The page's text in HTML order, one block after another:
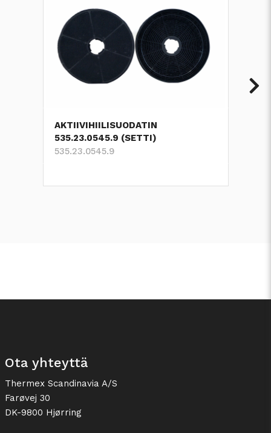
AKTIIVIHIILISUODATIN
535.23.0545.9 (SETTI)
535.23.0545.9
Ota yhteyttä
Thermex Scandinavia A/S
Farøvej 30
DK-9800 Hjørring